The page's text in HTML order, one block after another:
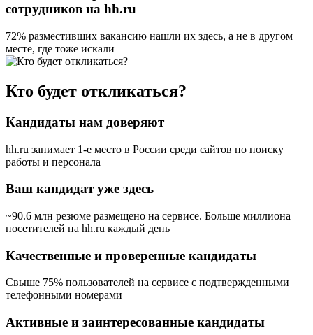
сотрудников на hh.ru
72% разместивших вакансию нашли их здесь, а не в другом
месте, где тоже искали
Кто будет откликаться?
Кандидаты нам доверяют
hh.ru занимает 1-е место в России среди сайтов по поиску
работы и персонала
Ваш кандидат уже здесь
~90.6 млн резюме размещено на сервисе. Больше миллиона
посетителей на hh.ru каждый день
Качественные и проверенные кандидаты
Свыше 75% пользователей на сервисе с подтвержденными
телефонными номерами
Активные и заинтересованные кандидаты